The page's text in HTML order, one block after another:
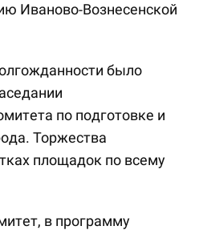
Иваново-Вознесенской
было
по подготовке и
Торжества
площадок по всему
в программу